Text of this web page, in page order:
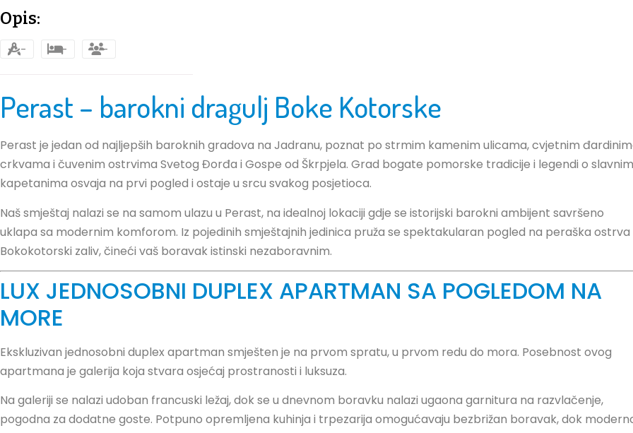
Opis:
- - -
Perast – barokni dragulj Boke Kotorske
Perast je jedan od najljepših baroknih gradova na Jadranu, poznat po strmim kamenim ulicama, cvjetnim
crkvama i čuvenim ostrvima Svetog Đorđa i Gospe od Škrpjela. Grad bogate pomorske tradicije i legendi o slavnim
kapetanima osvaja na prvi pogled i ostaje u srcu svakog posjetioca.
Naš smještaj nalazi se na samom ulazu u Perast, na idealnoj lokaciji gdje se istorijski barokni ambijent savršeno
uklapa sa modernim komforom. Iz pojedinih smještajnih jedinica pruža se spektakularan pogled na peraška ostrva
Bokokotorski zaliv, čineći vaš boravak istinski nezaboravnim.
LUX JEDNOSOBNI DUPLEX APARTMAN SA POGLEDOM NA
MORE
Ekskluzivan jednosobni duplex apartman smješten je na prvom spratu, u prvom redu do mora. Posebnost ovog
apartmana je galerija koja stvara osjećaj prostranosti i luksuza.
Na galeriji se nalazi udoban francuski ležaj, dok se u dnevnom boravku nalazi ugaona garnitura na razvlačenje,
pogodna za dodatne goste. Potpuno opremljena kuhinja i trpezarija omogućavaju bezbrižan boravak, dok